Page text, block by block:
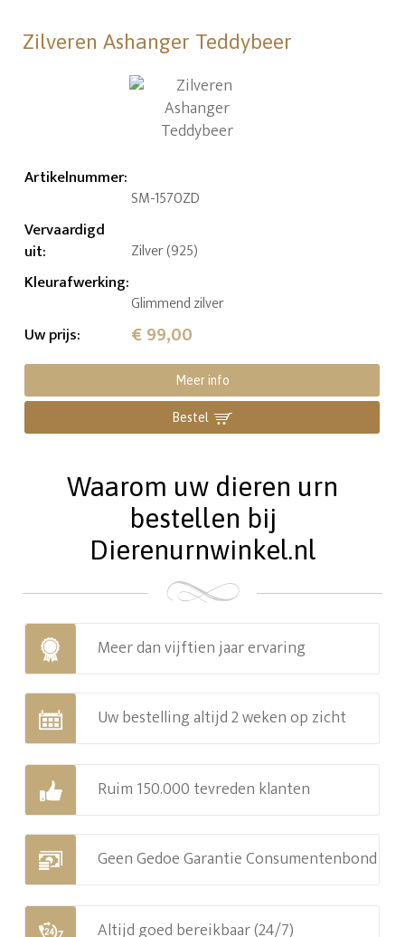
Zilveren Ashanger Teddybeer
Artikelnummer:
SM-1570ZD
Vervaardigd
uit: Zilver (925)
Kleurafwerking:
Glimmend zilver
Uw prijs: € 99,00
Meer info
Bestel
Waarom uw dieren urn
bestellen bij
Dierenurnwinkel.nl
Meer dan vijftien jaar ervaring
Uw bestelling altijd 2 weken op zicht
Ruim 150.000 tevreden klanten
Geen Gedoe Garantie Consumentenbond
Altijd goed bereikbaar (24/7)